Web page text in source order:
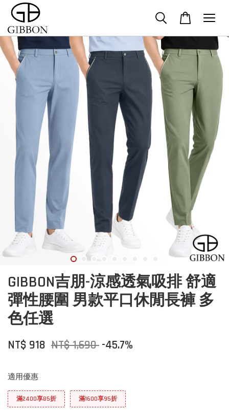
GIBBON吉朋-涼感透氣吸排 舒適
彈性腰圍 男款平口休閒長褲 多
色任選
NT$ 918 NT$ 1,690 -45.7%
適用優惠
滿2400享85折 滿1600享95折